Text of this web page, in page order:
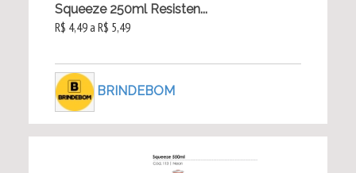
Squeeze 250ml Resisten...
R$ 4,49 a R$ 5,49
BRINDEBOM